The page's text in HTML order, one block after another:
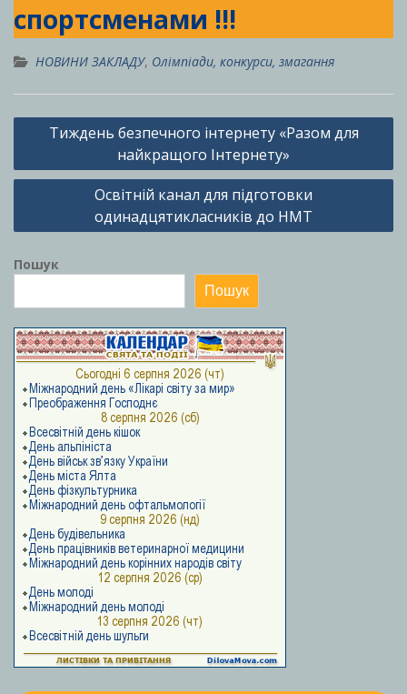
спортсменами !!!
НОВИНИ ЗАКЛАДУ, Олімпіади, конкурси, змагання
Навігація
Тиждень безпечного інтернету «Разом для
найкращого Інтернету»
Освітній канал для підготовки
одинадцятикласників до НМТ
Пошук
Пошук